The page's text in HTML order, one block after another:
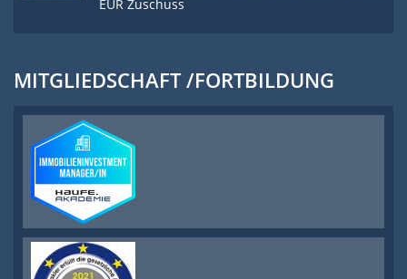
EUR Zuschuss
MITGLIEDSCHAFT /FORTBILDUNG